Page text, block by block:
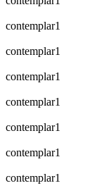
contemplar1
contemplar1
contemplar1
contemplar1
contemplar1
contemplar1
contemplar1